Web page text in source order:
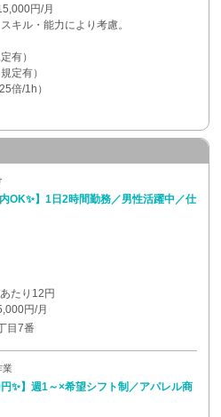
円/月
キル・能力により考慮。
有）
定有）
倍/1h）
内OK✨】1日2時間勤務／男性活躍中／仕
たり12円
円/月
目7番
業
円✨】週1～×希望シフト制／アパレル商